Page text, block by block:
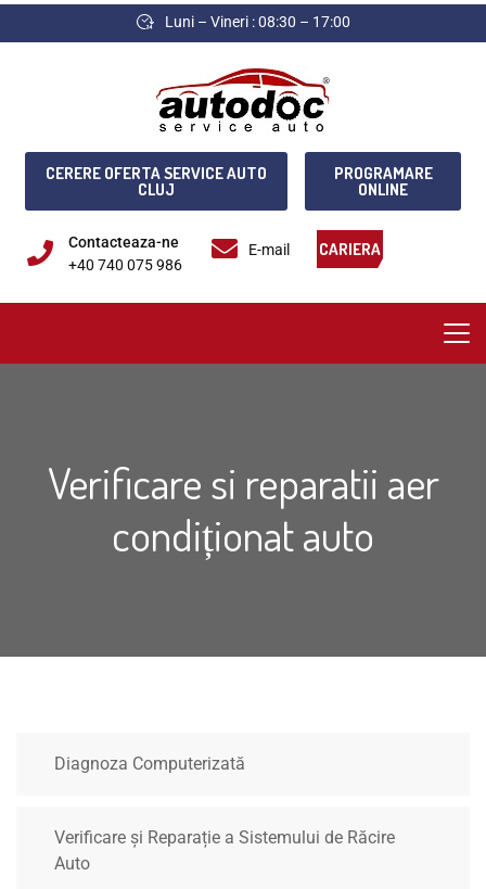
Luni – Vineri : 08:30 – 17:00
CERERE OFERTA SERVICE AUTO
CLUJ
PROGRAMARE
ONLINE
Contacteaza-ne
+40 740 075 986
E-mail CARIERA
Verificare si reparatii aer
condiționat auto
Diagnoza Computerizată
Verificare și Reparație a Sistemului de Răcire
Auto